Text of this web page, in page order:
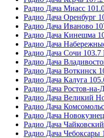
Радио Дача Миасс
Радио Дача Оренбург
Радио Дача Иваново
Радио Дача Кинешма
Радио Дача
Радио Дача Сочи 103.7
Радио Дача
Радио Дача Воткинск
Радио Дача Калуга
Радио Дача Ростов-на-
Радио Дача Великий
Радио Дача
Радио Дача
Радио Дача
Радио Дача Чебоксары